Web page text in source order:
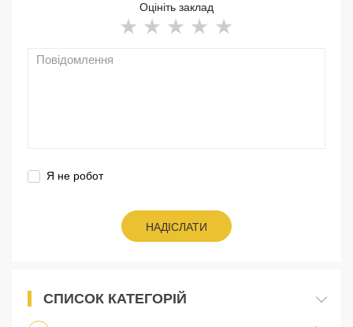
Оцініть заклад
Я не робот
НАДІСЛАТИ
СПИСОК КАТЕГОРІЙ